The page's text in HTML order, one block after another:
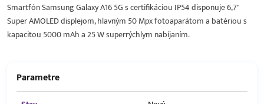
Smartfón Samsung Galaxy A16 5G s certifikáciou IP54 disponuje 6,7"
Super AMOLED displejom, hlavným 50 Mpx fotoaparátom a batériou s
kapacitou 5000 mAh a 25 W superrýchlym nabíjaním.
Parametre